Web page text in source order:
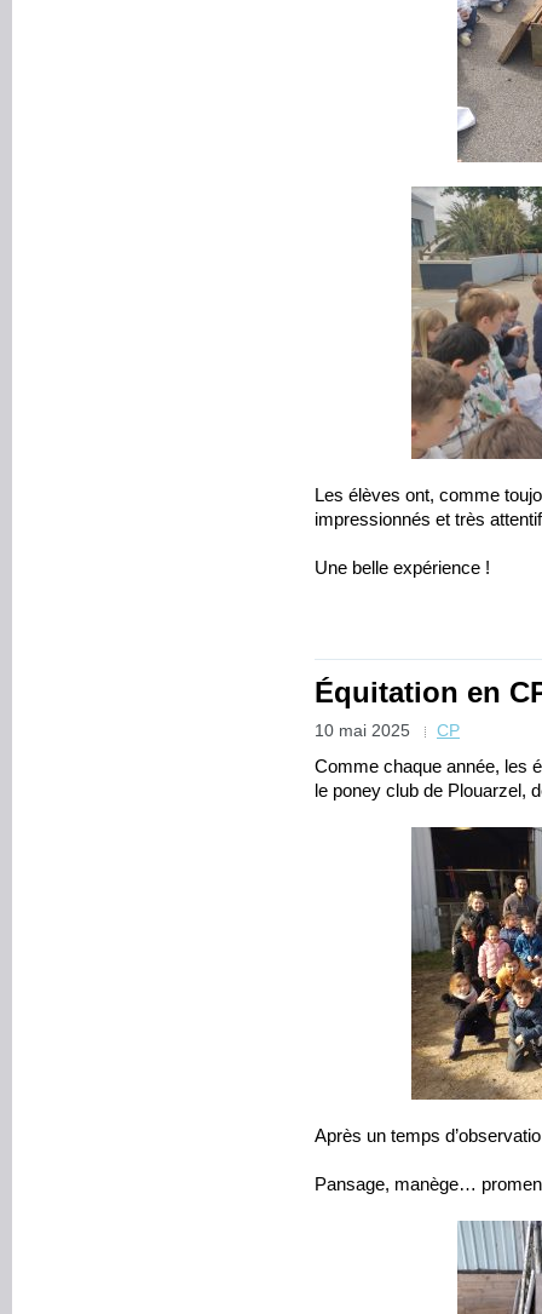
Les élèves ont, comme
impressionnés et très
Une belle expérience !
Équitation en
10 mai 2025 CP
Comme chaque année, les
le poney club de Plouarzel,
Après un temps
Pansage, manège…